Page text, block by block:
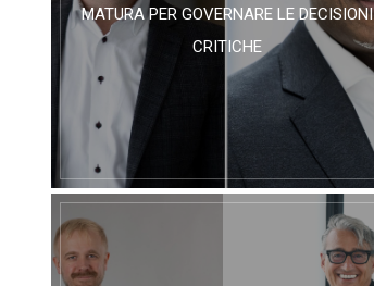
MATURA PER GOVERNARE LE DECISIONI
CRITICHE